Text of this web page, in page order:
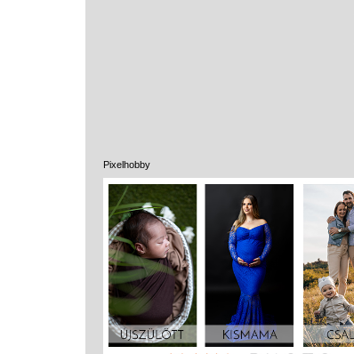
Pixelhobby